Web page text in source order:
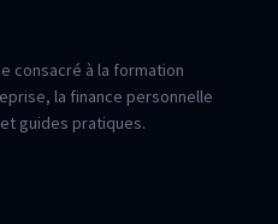
consacré à la formation
la finance personnelle
guides pratiques.